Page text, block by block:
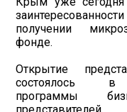
получении
фонде.
Открытие
состоялось
программы